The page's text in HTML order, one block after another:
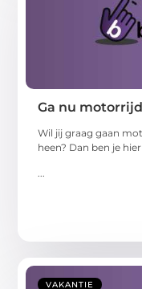
Ga nu
Wil jij graag gaan
heen? Dan ben je
VAKANTIE